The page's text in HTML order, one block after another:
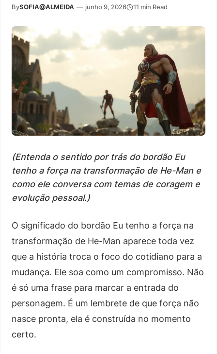
BySOFIA@ALMEIDA — junho 9, 2026 11 min Read
(Entenda o sentido por trás do bordão Eu
tenho a força na transformação de He-Man e
como ele conversa com temas de coragem e
evolução pessoal.)
O significado do bordão Eu tenho a força na
transformação de He-Man aparece toda vez
que a história troca o foco do cotidiano para a
mudança. Ele soa como um compromisso. Não
é só uma frase para marcar a entrada do
personagem. É um lembrete de que força não
nasce pronta, ela é construída no momento
certo.